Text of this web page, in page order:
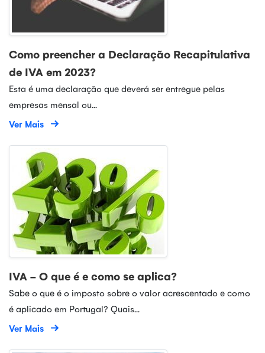
Como preencher a Declaração Recapitulativa
de IVA em 2023?
Esta é uma declaração que deverá ser entregue pelas
empresas mensal ou...
Ver Mais
IVA - O que é e como se aplica?
Sabe o que é o imposto sobre o valor acrescentado e como
é aplicado em Portugal? Quais...
Ver Mais